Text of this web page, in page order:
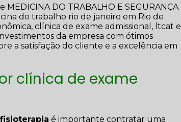
DO TRABALHO E SEGURANÇA
do trabalho rio de janeiro em Rio de
clínica de exame admissional, ltcat e
da empresa com ótimos
a satisfação do cliente e a excelência em
clínica de exame
é importante contratar uma